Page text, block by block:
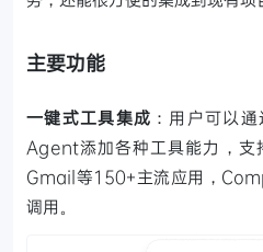
主要功能
一键式工具集成 ：用户可以
Agent添加各种工具能力，支
Gmail等150+主流应用，
调用。